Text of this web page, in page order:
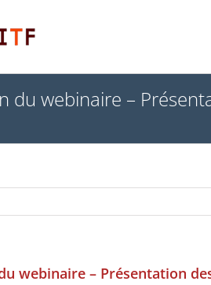
du webinaire –
webinaire – Présentation